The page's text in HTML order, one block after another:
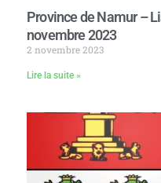
Province de Namur –
novembre 2023
2 novembre 2023
Lire la suite »